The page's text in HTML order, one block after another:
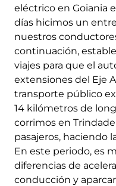
eléctrico en Goiania
días hicimos un
nuestros
continuación,
viajes para que el
extensiones del Eje
transporte público
14 kilómetros de
corrimos en
pasajeros, haciendo
En este periodo, es
diferencias de
conducción y